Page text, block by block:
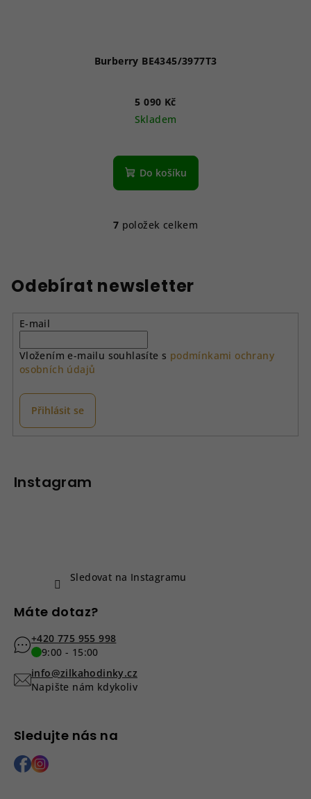
Burberry BE4345/3977T3
5 090 Kč
Skladem
Do košíku
O
á
d
a
p
v
7 položek celkem
Odebírat newsletter
E-mail
Vložením e-mailu souhlasíte s podmínkami ochrany
osobních údajů
Přihlásit se
Instagram
Sledovat na Instagramu
Máte dotaz?
+420 775 955 998
9:00 - 15:00
info@zilkahodinky.cz
Napište nám kdykoliv
Sledujte nás na